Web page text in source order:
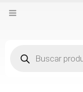
produtos